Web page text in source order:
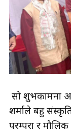
सो शुभकामना
शर्माले बहु
परम्परा र